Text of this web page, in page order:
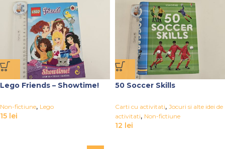
Lego Friends – Showtime!
Non-fictiune, Lego
15 lei
50 Soccer Skills
Carti cu activitati, Jocuri si alte idei de
activitati, Non-fictiune
12 lei